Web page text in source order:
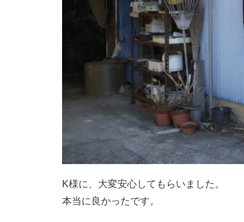
K様に、大変安心してもらいました。
本当に良かったです。